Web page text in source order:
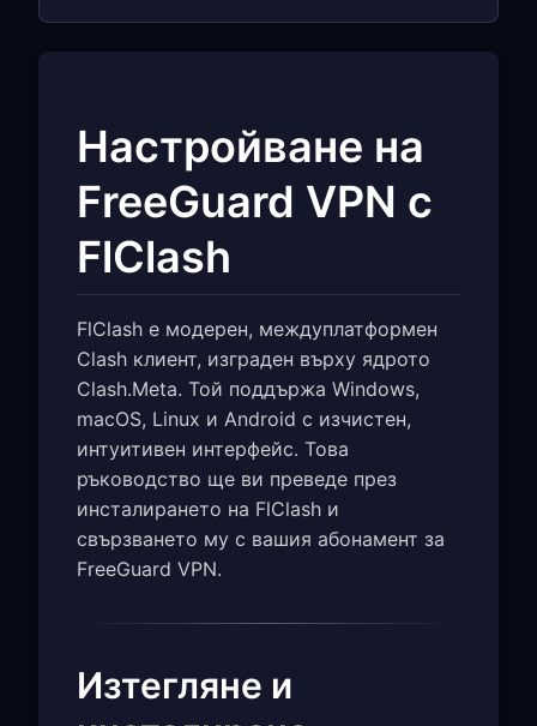
Настройване на
FreeGuard VPN с
FlClash
FlClash е модерен, междуплатформен
Clash клиент, изграден върху ядрото
Clash.Meta. Той поддържа Windows,
macOS, Linux и Android с изчистен,
интуитивен интерфейс. Това
ръководство ще ви преведе през
инсталирането на FlClash и
свързването му с вашия абонамент за
FreeGuard VPN.
Изтегляне и